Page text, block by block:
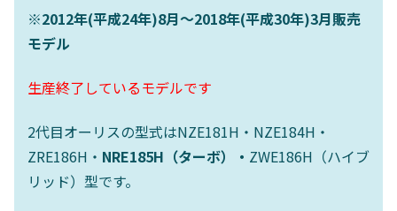
※2012年(平成24年)8月～2018年(平成30年)3月販売
モデル
生産終了しているモデルです
2代目オーリスの型式はNZE181H・NZE184H・
ZRE186H・ NRE185H（ターボ）・ ZWE186H（ハイブ
リッド）型です。